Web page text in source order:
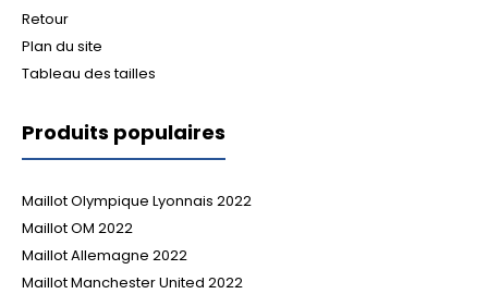
Retour
Plan du site
Tableau des tailles
Produits populaires
Maillot Olympique Lyonnais 2022
Maillot OM 2022
Maillot Allemagne 2022
Maillot Manchester United 2022